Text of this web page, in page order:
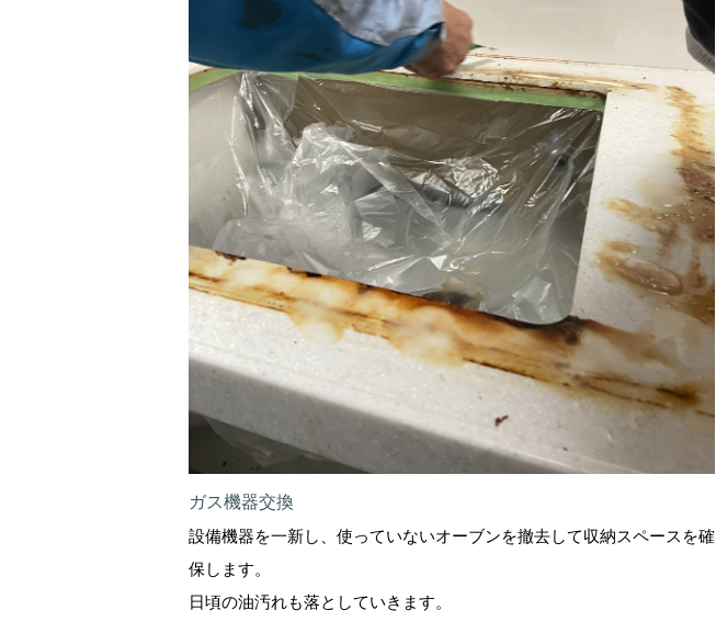
ガス機器交換
設備機器を一新し、使っていないオーブンを撤去して収納スペースを確
保します。
日頃の油汚れも落としていきます。